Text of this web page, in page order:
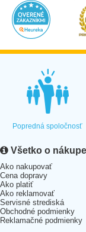
Popredná spoločnosť
Všetko o nákupe
Ako nakupovať
Cena dopravy
Ako platiť
Ako reklamovať
Servisné strediská
Obchodné podmienky
Reklamačné podmienky